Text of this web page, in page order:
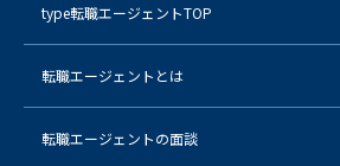
type転職エージェントTOP
転職エージェントとは
転職エージェントの面談